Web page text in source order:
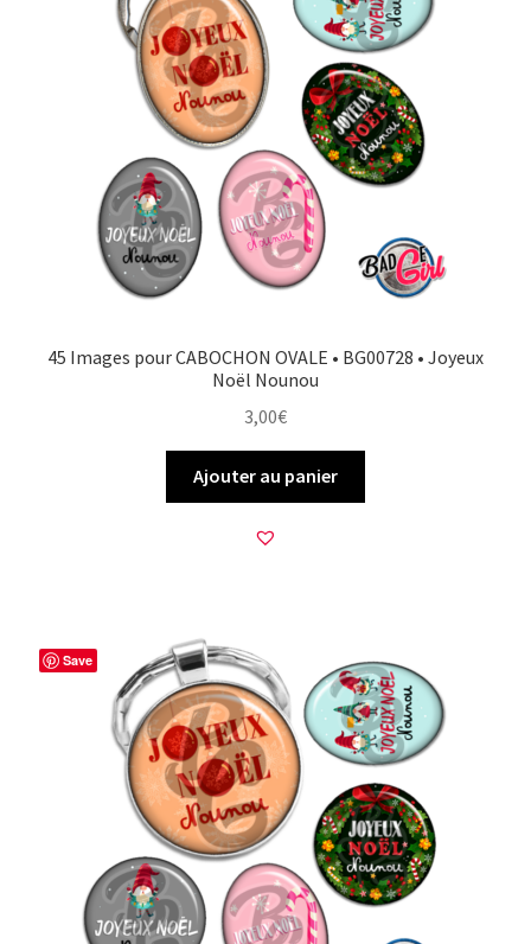
Wishlist
Politique de Confidentialité
Validation de la commande
45 Images pour CABOCHON OVALE • BG00728 • Joyeux
Noël Nounou
3,00€
Ajouter au panier
Save